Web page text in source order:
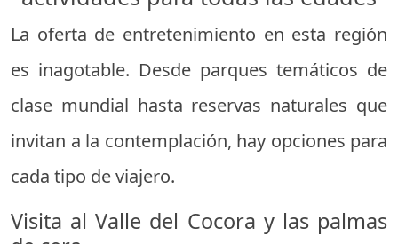
La oferta de entretenimiento en esta región
es inagotable. Desde parques temáticos de
clase mundial hasta reservas naturales que
invitan a la contemplación, hay opciones para
cada tipo de viajero.
Visita al Valle del Cocora y las palmas